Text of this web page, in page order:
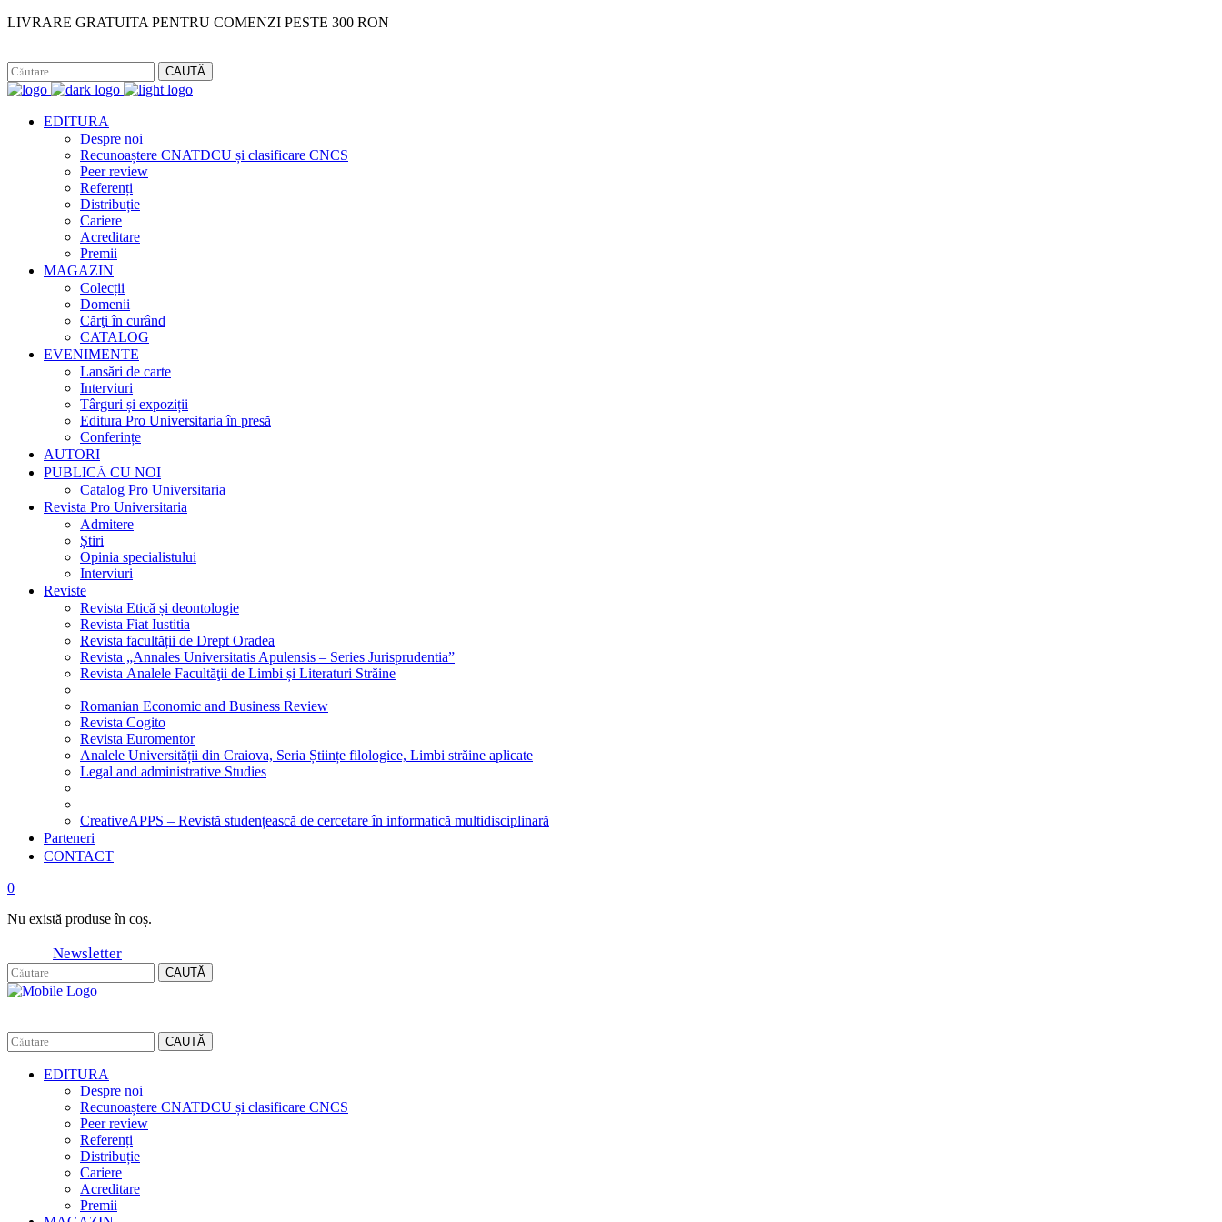
LIVRARE GRATUITA PENTRU COMENZI PESTE 300 RON
CAUTĂ
EDITURA
Despre noi
Recunoaștere CNATDCU și clasificare CNCS
Peer review
Referenți
Distribuție
Cariere
Acreditare
Premii
MAGAZIN
Colecții
Domenii
Cărţi în curând
CATALOG
EVENIMENTE
Lansări de carte
Interviuri
Târguri și expoziții
Editura Pro Universitaria în presă
Conferințe
AUTORI
PUBLICĂ CU NOI
Catalog Pro Universitaria
Revista Pro Universitaria
Admitere
Știri
Opinia specialistului
Interviuri
Reviste
Revista Etică și deontologie
Revista Fiat Iustitia
Revista facultății de Drept Oradea
Revista „Annales Universitatis Apulensis – Series Jurisprudentia”
Revista Analele Facultăţii de Limbi și Literaturi Străine
Romanian Economic and Business Review
Revista Cogito
Revista Euromentor
Analele Universității din Craiova, Seria Științe filologice, Limbi străine aplicate
Legal and administrative Studies
CreativeAPPS – Revistă studențească de cercetare în informatică multidisciplinară
Parteneri
CONTACT
0
Nu există produse în coș.
Newsletter
CAUTĂ
CAUTĂ
EDITURA
Despre noi
Recunoaștere CNATDCU și clasificare CNCS
Peer review
Referenți
Distribuție
Cariere
Acreditare
Premii